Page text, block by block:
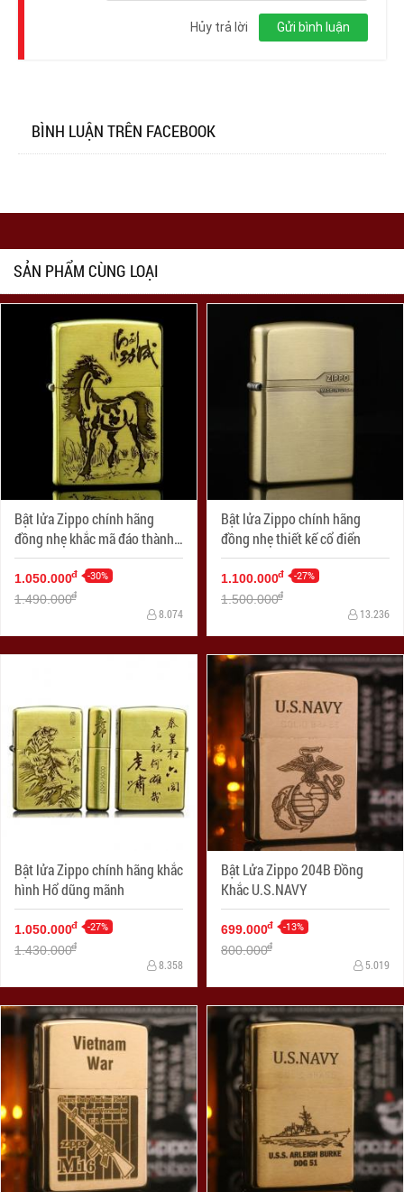
Gửi bình luận
Hủy trả lời
BÌNH LUẬN TRÊN FACEBOOK
SẢN PHẨM CÙNG LOẠI
Bật lửa Zippo chính hãng
đồng nhẹ khắc mã đáo thành
công
1.050.000đ -30%
1.490.000đ
8.074
Bật lửa Zippo chính hãng
đồng nhẹ thiết kế cổ điển
1.100.000đ -27%
1.500.000đ
13.236
Bật lửa Zippo chính hãng khắc
hình Hổ dũng mãnh
1.050.000đ -27%
1.430.000đ
8.358
Bật Lửa Zippo 204B Đồng
Khắc U.S.NAVY
699.000đ -13%
800.000đ
5.019